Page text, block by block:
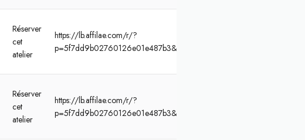
Réserver
cet
atelier
https://lb.affilae.com/r/?
Réserver
cet
atelier
https://lb.affilae.com/r/?